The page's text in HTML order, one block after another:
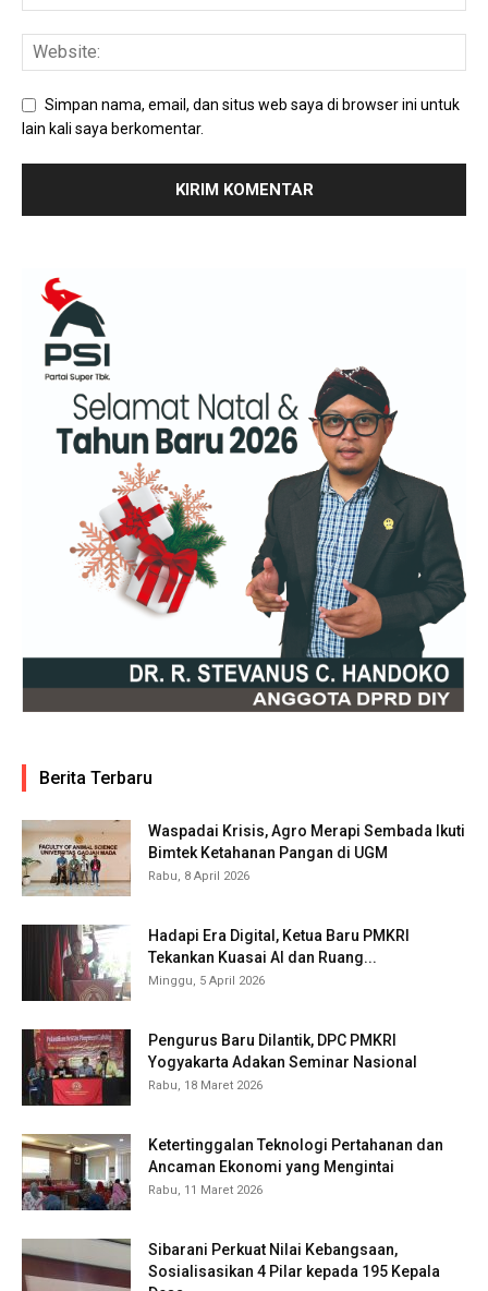
Simpan nama, email, dan situs web saya di browser ini untuk
lain kali saya berkomentar.
Berita Terbaru
Waspadai Krisis, Agro Merapi Sembada Ikuti
Bimtek Ketahanan Pangan di UGM
Rabu, 8 April 2026
Hadapi Era Digital, Ketua Baru PMKRI
Tekankan Kuasai AI dan Ruang...
Minggu, 5 April 2026
Pengurus Baru Dilantik, DPC PMKRI
Yogyakarta Adakan Seminar Nasional
Rabu, 18 Maret 2026
Ketertinggalan Teknologi Pertahanan dan
Ancaman Ekonomi yang Mengintai
Rabu, 11 Maret 2026
Sibarani Perkuat Nilai Kebangsaan,
Sosialisasikan 4 Pilar kepada 195 Kepala